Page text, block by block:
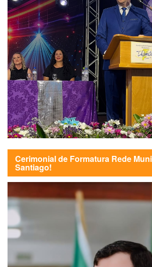
Cerimonial de Formatura Rede
Santiago!